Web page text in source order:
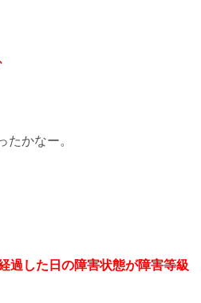
かなー。
過した日の障害状態が障害等級